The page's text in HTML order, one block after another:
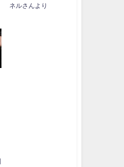
ネルさんより